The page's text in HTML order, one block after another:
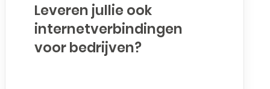
Leveren jullie ook
internetverbindingen
voor bedrijven?